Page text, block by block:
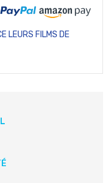
LEURS FILMS DE